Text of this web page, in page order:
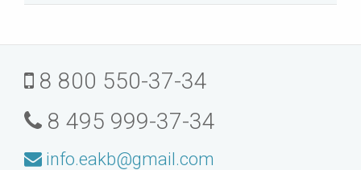
8 800 550-37-34
8 495 999-37-34
info.eakb@gmail.com